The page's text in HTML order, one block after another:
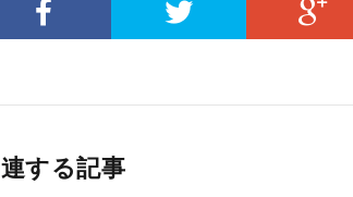
関連する記事